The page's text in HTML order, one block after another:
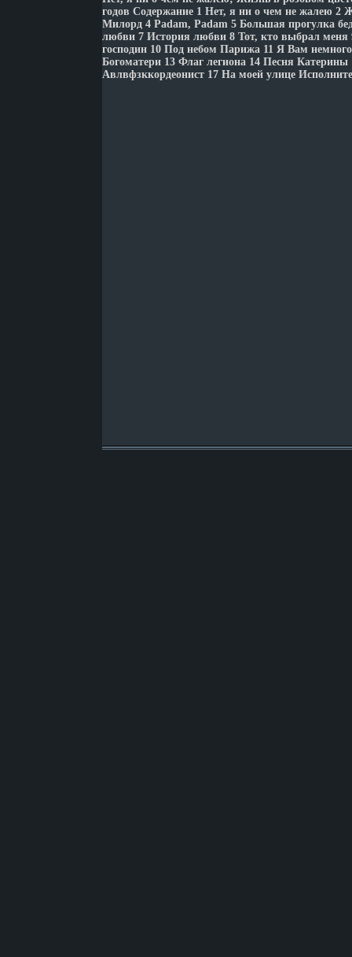
годов Содержание 1 Нет, я ни о чем не жалею 2
Милорд 4 Padam, Padam 5 Большая прогулка
любви 7 История любви 8 Тот, кто выбрал меня
господин 10 Под небом Парижа 11 Я Вам
Богоматери 13 Флаг легиона 14 Песня
Авлвфзккордеонист 17 На моей улице